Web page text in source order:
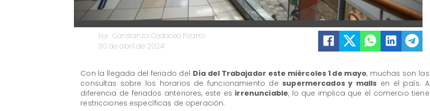
Constanza Codoceo Pizarro
Por
30 de abril de 2024
Con la llegada del feriado del Día del Trabajador este miércoles 1 de mayo, muchas son las
consultas sobre los horarios de funcionamiento desupermercados y malls en el país. A
diferencia de feriados anteriores, este es irrenunciable, lo que implica que el comercio tiene
restricciones específicas de operación.